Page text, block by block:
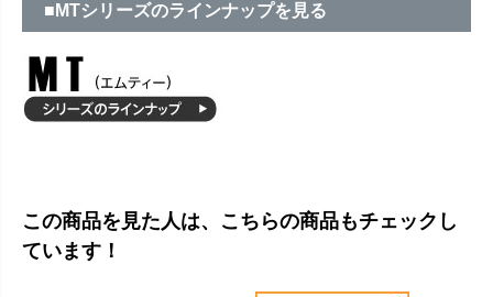
■MTシリーズのラインナップを見る
この商品を見た人は、こちらの商品もチェックし
ています！